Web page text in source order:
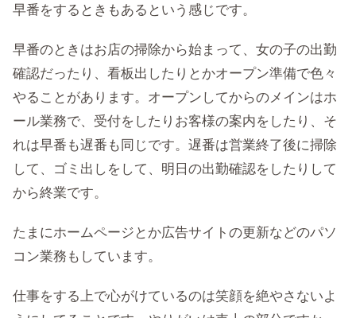
早番をするときもあるという感じです。
早番のときはお店の掃除から始まって、女の子の出勤
確認だったり、看板出したりとかオープン準備で色々
やることがあります。オープンしてからのメインはホ
ール業務で、受付をしたりお客様の案内をしたり、そ
れは早番も遅番も同じです。遅番は営業終了後に掃除
して、ゴミ出しをして、明日の出勤確認をしたりして
から終業です。
たまにホームページとか広告サイトの更新などのパソ
コン業務もしています。
仕事をする上で心がけているのは笑顔を絶やさないよ